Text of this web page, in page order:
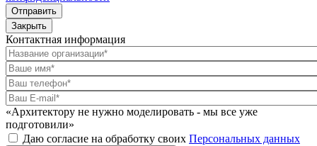
Отправить
Закрыть
Контактная информация
«Архитектору не нужно моделировать - мы все уже
подготовили»
Даю согласие на обработку своих Персональных данных